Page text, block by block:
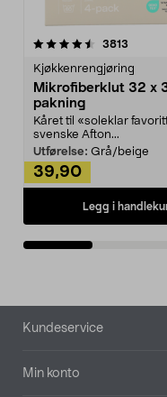
3813
Kjøkkenrengjøring
Mikrofiberklut 32 x
pakning
Kåret til «soleklar
svenske Afton...
Utførelse: Grå/beige
39,90
Legg i
4.5av 5 stjerner
Bunntekst
Kundeservice
Min konto